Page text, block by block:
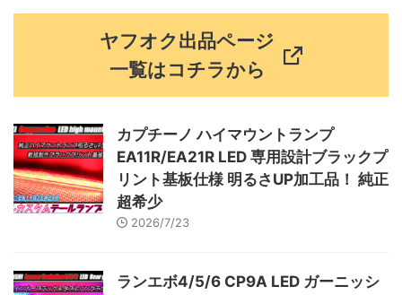
ヤフオク出品ページ
一覧はコチラから
カプチーノ ハイマウントランプ
EA11R/EA21R LED 専用設計ブラックプ
リント基板仕様 明るさUP加工品！ 純正
超希少
2026/7/23
ランエボ4/5/6 CP9A LED ガーニッシ